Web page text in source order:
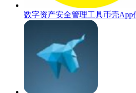
数字资产安全管理工具币壳App